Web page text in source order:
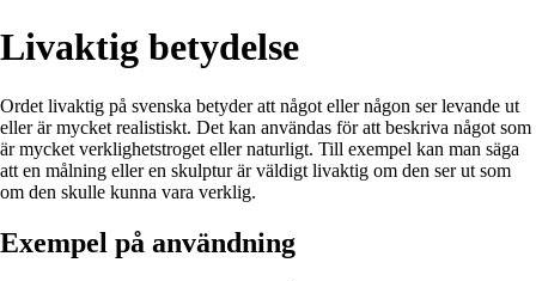
Livaktig betydelse
Ordet livaktig på svenska betyder att något eller någon ser levande ut
eller är mycket realistiskt. Det kan användas för att beskriva något som
är mycket verklighetstroget eller naturligt. Till exempel kan man säga
att en målning eller en skulptur är väldigt livaktig om den ser ut som
om den skulle kunna vara verklig.
Exempel på användning